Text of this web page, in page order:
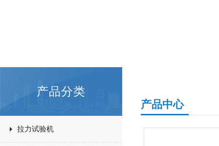
产品分类
拉力试验机
产品中心